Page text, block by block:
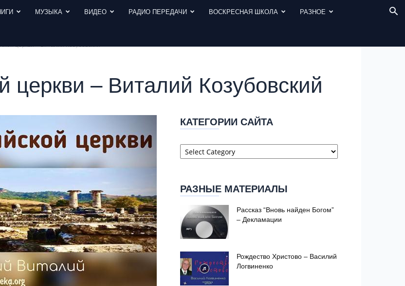
МУЗЫКА ВИДЕО РАДИО ПЕРЕДАЧИ ВОСКРЕСНАЯ ШКОЛА РАЗНОЕ
церкви – Виталий Козубовский
КАТЕГОРИИ САЙТА
Категории
сайта
РАЗНЫЕ МАТЕРИАЛЫ
Рассказ “Вновь найден Богом”
– Декламации
Рождество Христово – Василий
Логвиненко